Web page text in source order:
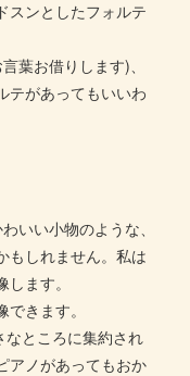
スンとしたフォルテ
葉お借りします)、
テがあってもいいわ
いい小物のような、
もしれません。私は
ます。
きます。
ところに集約され
アノがあってもおか